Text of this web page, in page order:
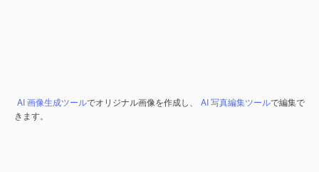
AI 画像生成ツールでオリジナル画像を作成し、 AI 写真編集ツールで編集で
きます。